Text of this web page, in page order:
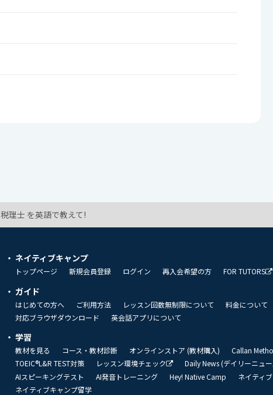
税理士 を英語で教えて!
ネイティブキャンプ
トップページ 新規会員登録 ログイン 再入会希望の方 FOR TUTORS
ガイド
はじめての方へ ご利用方法 レッスン回数無制限について 料金について
対応ブラウザダウンロード
英会話アプリについて
学習
教材を見る コース・教材診断 オンラインストア (教材購入)
Callan
TOEIC®L&R TEST対策
レッスン環境チェック Daily News (デイリーニュ
AIスピーキングテスト
AI発音トレーニング Hey! Native Camp ネイティ
ネイティブキャンプ留学